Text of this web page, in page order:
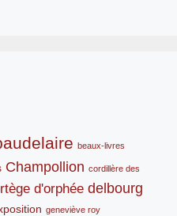
beaux-livres
Champollion cordillère des
d'orphée delbourg
geneviève roy